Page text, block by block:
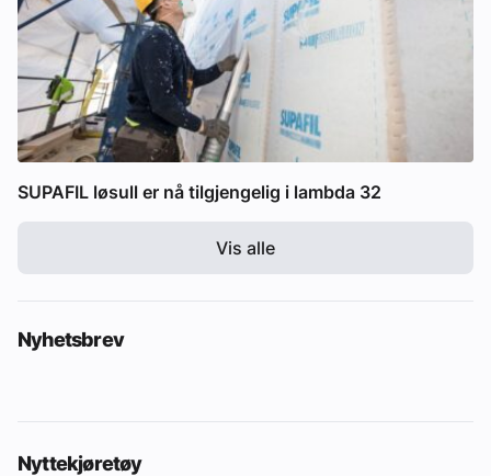
SUPAFIL løsull er nå tilgjengelig i lambda 32
Vis alle
Nyhetsbrev
Nyttekjøretøy